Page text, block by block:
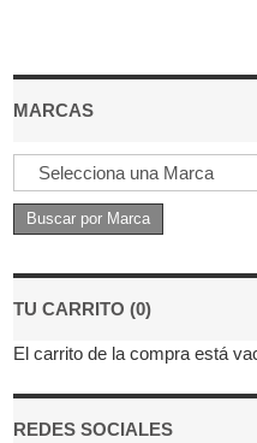
MARCAS
TU CARRITO (0)
El carrito de la compra está
REDES SOCIALES